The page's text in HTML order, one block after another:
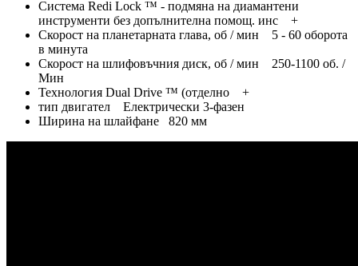
Система Redi Lock ™ - подмяна на диамантени
инструменти без допълнителна помощ. инс +
Скорост на планетарната глава, об / мин 5 - 60 оборота
в минута
Скорост на шлифовъчния диск, об / мин 250-1100 об. /
Мин
Технология Dual Drive ™ (отделно +
тип двигател Електрически 3-фазен
Ширина на шлайфане 820 мм